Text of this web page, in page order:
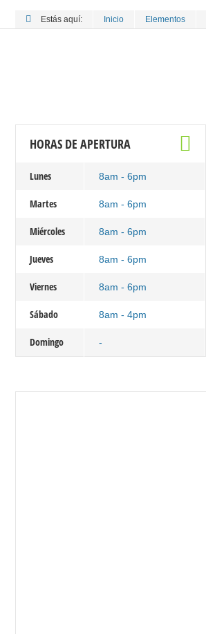
Estás aquí: Inicio Elementos
HORAS DE APERTURA
Lunes 8am - 6pm
Martes 8am - 6pm
Miércoles 8am - 6pm
Jueves 8am - 6pm
Viernes 8am - 6pm
Sábado 8am - 4pm
Domingo -